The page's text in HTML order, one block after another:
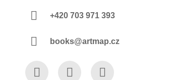
+420 703 971 393
books@artmap.cz